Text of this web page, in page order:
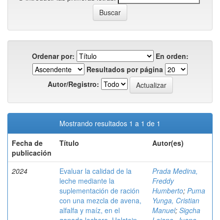
Ordenar por:
En orden:
Resultados por página
Autor/Registro:
Mostrando resultados 1 a 1 de 1
Fecha de
publicación
Título Autor(es)
2024
Evaluar la calidad de la
leche mediante la
suplementación de ración
con una mezcla de avena,
alfalfa y maíz, en el
Prada Medina,
Freddy
Humberto; Puma
Yunga, Cristian
Manuel; Sigcha